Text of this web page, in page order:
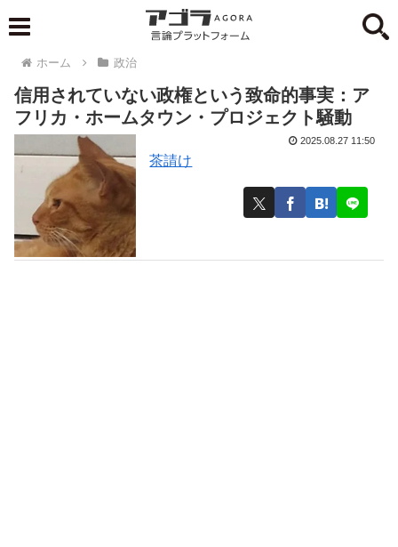
ホーム 政治
信用されていない政権という致命的事実：ア
フリカ・ホームタウン・プロジェクト騒動
茶請け
2025.08.27 11:50